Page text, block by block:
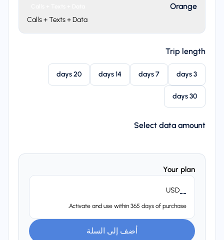
Orange
Calls + Texts + Data
Trip length
3 days
7 days
14 days
20 days
30 days
Select data amount
Your plan
--
USD
Activate and use within 365 days of purchase.
أضف إلى السلة